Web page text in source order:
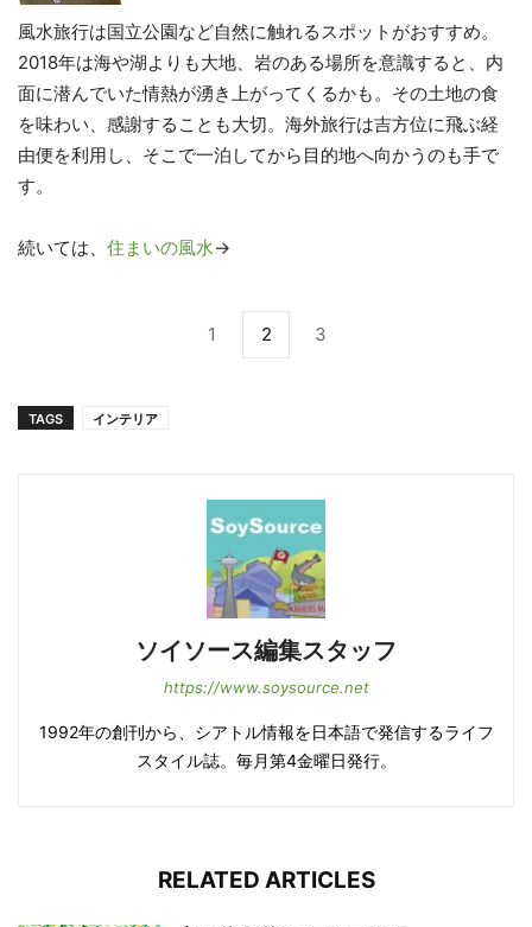
風水旅行は国立公園など自然に触れるスポットがおすすめ。
2018年は海や湖よりも大地、岩のある場所を意識すると、内
面に潜んでいた情熱が湧き上がってくるかも。その土地の食
を味わい、感謝することも大切。海外旅行は吉方位に飛ぶ経
由便を利用し、そこで一泊してから目的地へ向かうのも手で
す。
続いては、 住まいの風水→
1 2 3
TAGS インテリア
ソイソース編集スタッフ
https://www.soysource.net
1992年の創刊から、シアトル情報を日本語で発信するライフ
スタイル誌。毎月第4金曜日発行。
RELATED ARTICLES